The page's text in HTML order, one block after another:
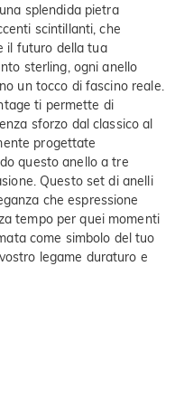
splendida pietra
scintillanti, che
il futuro della tua
sterling, ogni anello
un tocco di fascino reale.
ti permette di
sforzo dal classico al
progettate
questo anello a tre
Questo set di anelli
che espressione
tempo per quei momenti
come simbolo del tuo
legame duraturo e